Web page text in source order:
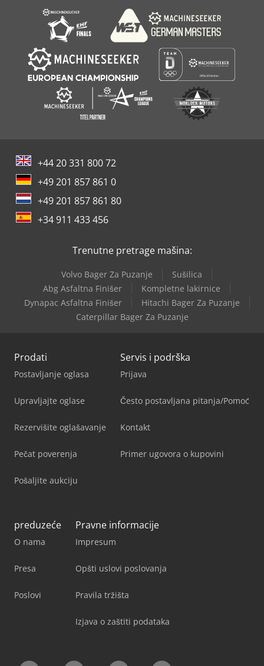
+44 20 331 800 72
+49 201 857 861 0
+49 201 857 861 80
+34 911 433 456
Trenutne pretrage mašina:
Volvo Bager Za Puzanje
Sušilica
Abg Asfaltna Finišer
Kompletne lakirnice
Dynapac Asfaltna Finišer
Hitachi Bager Za Puzanje
Caterpillar Bager Za Puzanje
Prodati
Postavljanje oglasa
Upravljajte oglase
Rezervišite oglašavanje
Pečat poverenja
Pošaljite aukciju
Servis i podrška
Prijava
Često postavljana pitanja/Pomoć
Kontakt
Primer ugovora o kupovini
preduzeće
O nama
Presa
Poslovi
Pravne informacije
Impresum
Opšti uslovi poslovanja
Pravila tržišta
Izjava o zaštiti podataka